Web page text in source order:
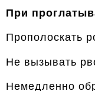
При
Прополоскать
Не вызывать
Немедленно